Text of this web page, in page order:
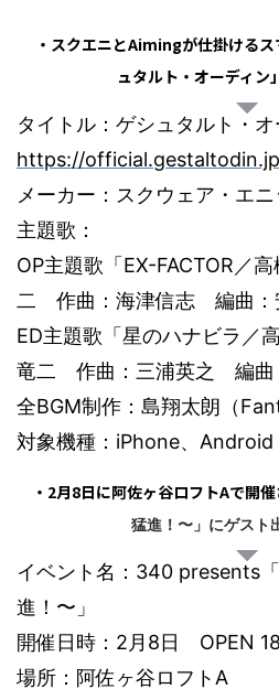
・スクエニとAimingが仕掛ける
ュタルト・オーディン
タイトル：ゲシュタルト・
https://
メーカー：スクウェア・エニ
主題歌：
OP主題歌「 EX-FACTOR ／
二 作曲：海津信志 編曲：
ED主題歌「星のハナビラ／
竜二 作曲：三浦英之 編曲
全BGM制作：島翔太朗（
対象機種： iPhone、 Android
・ 2月8日に阿佐ヶ谷ロフトAで開
猛進！〜」にゲスト
イベント名： 340 presents
進！〜」
開催日時： 2 月 8日 OPEN
場所：阿佐ヶ谷ロフト A